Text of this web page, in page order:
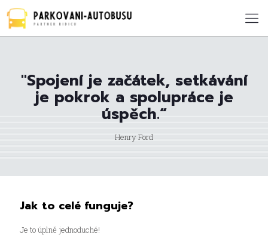
"Spojení je začátek, setkávání
je pokrok a spolupráce je
úspěch.“
Henry Ford
Jak to celé funguje?
Je to úplně jednoduché!